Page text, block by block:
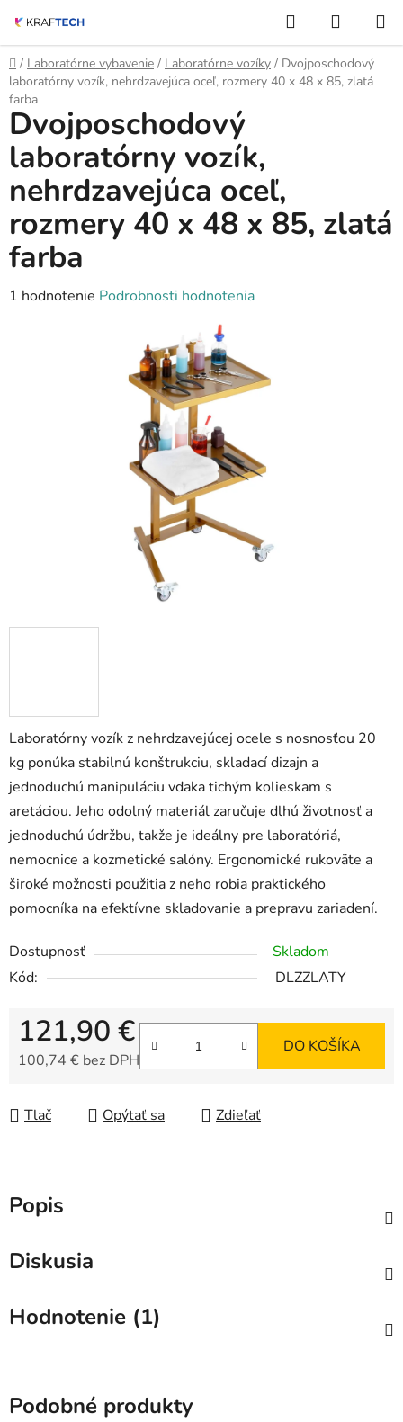
obsah
Hľadať
KOŠÍK
Domov
/ Laboratórne vybavenie / Laboratórne vozíky / Dvojposchodový
laboratórny vozík, nehrdzavejúca oceľ, rozmery 40 x 48 x 85, zlatá
farba
Laboratórny vozík z nehrdzavejúcej ocele s nosnosťou 20
kg ponúka stabilnú konštrukciu, skladací dizajn a
jednoduchú manipuláciu vďaka tichým kolieskam s
aretáciou. Jeho odolný materiál zaručuje dlhú životnosť a
jednoduchú údržbu, takže je ideálny pre laboratóriá,
nemocnice a kozmetické salóny. Ergonomické rukoväte a
široké možnosti použitia z neho robia praktického
pomocníka na efektívne skladovanie a prepravu zariadení.
Dostupnosť
Skladom
Kód:
DLZZLATY
121,90 €
100,74 € bez DPH
DO KOŠÍKA
Tlač Opýtať sa Zdieľať
Dvojposchodový
laboratórny vozík,
nehrdzavejúca oceľ,
rozmery 40 x 48 x 85, zlatá
farba
Priemerné
1 hodnotenie Podrobnosti hodnotenia
Popis
Diskusia
Hodnotenie (1)
Podobné produkty